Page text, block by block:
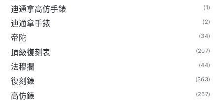
迪通拿高仿手錶 (1)
迪通拿手錶 (2)
帝陀 (34)
頂級復刻表 (207)
法穆攔 (44)
復刻錶 (363)
高仿錶 (267)